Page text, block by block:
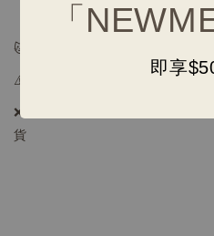
「
即享
【注意事項】
🐱 幼貓、老貓及部分貓咪可能對
⚠️ 懷孕、心臟病高血壓貓貓，請
❌
接觸性用品，因衛生考量不適
貨